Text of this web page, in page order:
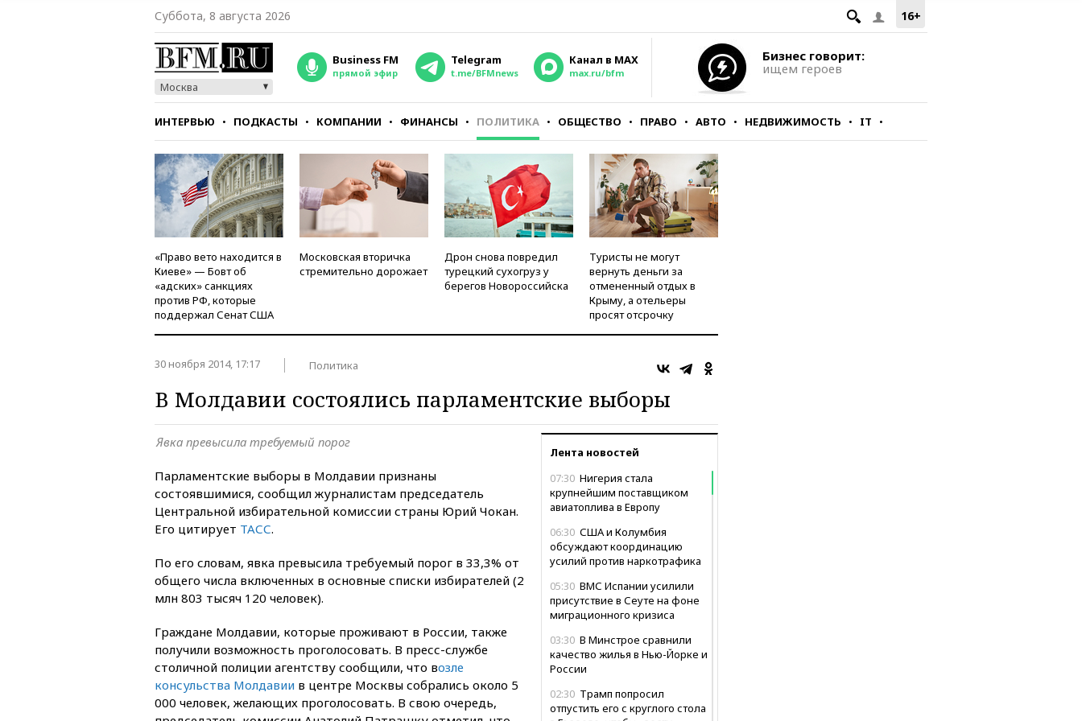
16+
Суббота, 8 августа 2026
Москва
Business FM
прямой эфир
Telegram
t.me/BFMnews
Канал в MAX
max.ru/bfm
Бизнес говорит:
ищем героев
ИНТЕРВЬЮ ПОДКАСТЫ КОМПАНИИ ФИНАНСЫ ПОЛИТИКА ОБЩЕСТВО ПРАВО АВТО НЕДВИЖИМОСТЬ IT
СТИЛЬ ТЕСТЫ
«Право вето находится в
Киеве» — Бовт об
«адских» санкциях
против РФ, которые
поддержал Сенат США
Московская вторичка
стремительно дорожает
Дрон снова повредил
турецкий сухогруз у
берегов Новороссийска
Туристы не могут
вернуть деньги за
отмененный отдых в
Крыму, а отельеры
просят отсрочку
30 ноября 2014, 17:17 Политика
В Молдавии состоялись парламентские выборы
Лента новостей
07:30 Нигерия стала
крупнейшим поставщиком
авиатоплива в Европу
06:30 США и Колумбия
обсуждают координацию
усилий против наркотрафика
05:30 ВМС Испании усилили
присутствие в Сеуте на фоне
миграционного кризиса
03:30 В Минстрое сравнили
качество жилья в Нью-Йорке и
России
02:30 Трамп попросил
отпустить его с круглого стола
Явка превысила требуемый порог
Парламентские выборы в Молдавии признаны
состоявшимися, сообщил журналистам председатель
Центральной избирательной комиссии страны Юрий Чокан.
Его цитирует ТАСС.
По его словам, явка превысила требуемый порог в 33,3% от
общего числа включенных в основные списки избирателей (2
млн 803 тысяч 120 человек).
Граждане Молдавии, которые проживают в России, также
получили возможность проголосовать. В пресс-службе
столичной полиции агентству сообщили, что возле
консульства Молдавии в центре Москвы собрались около 5
000 человек, желающих проголосовать. В свою очередь,